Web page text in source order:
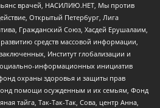
врачей, НАСИЛИЮ.НЕТ, Мы против
Открытый Петербург, Лига
Гражданский Союз, Хасдей Ерушалаим,
средств массовой информации,
Институт глобализации и
информационных инициатив
охраны здоровья и защиты прав
помощи осужденным и их семьям, Фонд
тайга, Так-Так-Так, Сова, центр Анна,